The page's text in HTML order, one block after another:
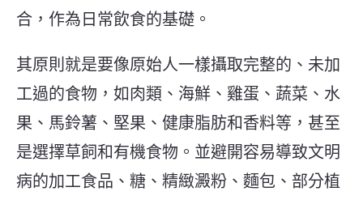
合，作為日常飲食的基礎。
其原則就是要像原始人一樣攝取完整的、未加
工過的食物，如肉類、海鮮、雞蛋、蔬菜、水
果、馬鈴薯、堅果、健康脂肪和香料等，甚至
是選擇草飼和有機食物。並避開容易導致文明
病的加工食品、糖、精緻澱粉、麵包、部分植